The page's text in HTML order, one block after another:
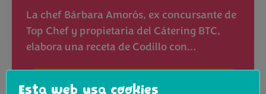
La chef Bárbara Amorós, ex concursante de
Top Chef y propietaria del Cátering BTC,
elabora una receta de Codillo con…
Ver receta
Esta web usa cookies